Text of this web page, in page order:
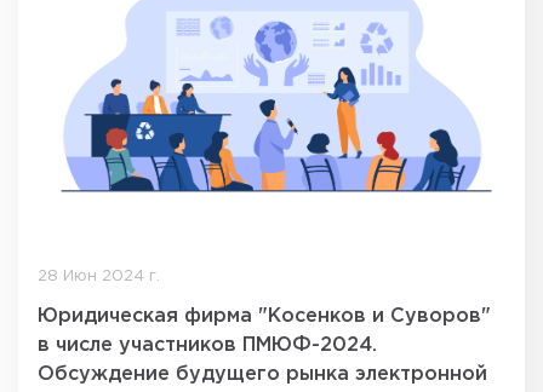
28 Июн 2024 г.
Юридическая фирма "Косенков и Суворов"
в числе участников ПМЮФ-2024.
Обсуждение будущего рынка электронной